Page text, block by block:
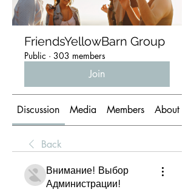
FriendsYellowBarn Group
Public · 303 members
Join
Discussion Media Members About
Back
Внимание! Выбор
Администрации!